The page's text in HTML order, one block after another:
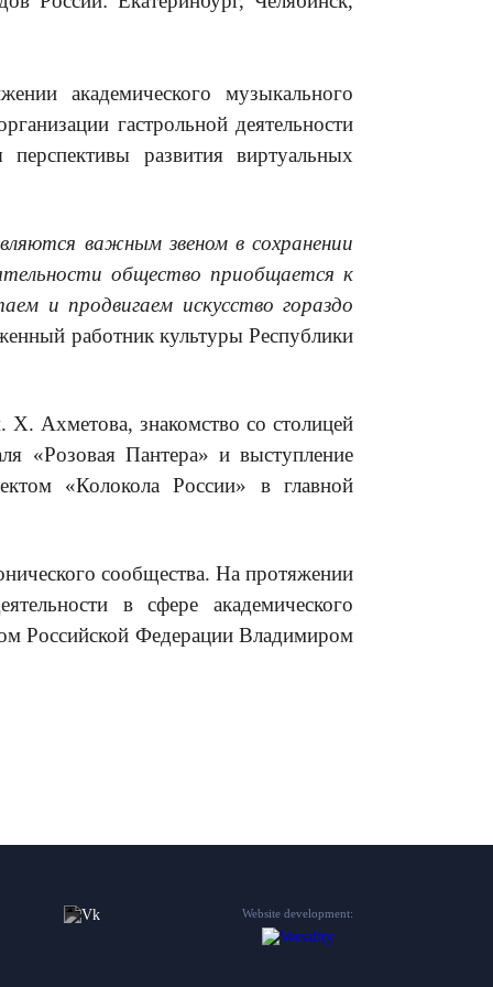
академического музыкального
гастрольной деятельности
развития виртуальных
важным звеном в сохранении
общество приобщается к
и продвигаем искусство гораздо
работник культуры Республики
Ахметова, знакомство со столицей
«Розовая Пантера» и выступление
«Колокола России» в главной
сообщества. На протяжении
в сфере академического
Российской Федерации Владимиром
Website development: